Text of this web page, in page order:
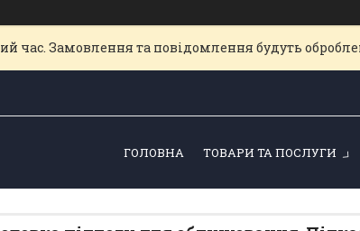
час. Замовлення та повідомлення будуть
ГОЛОВНА ТОВАРИ ТА ПОСЛУГИ